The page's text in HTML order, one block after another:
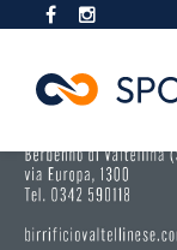
al
contenuto